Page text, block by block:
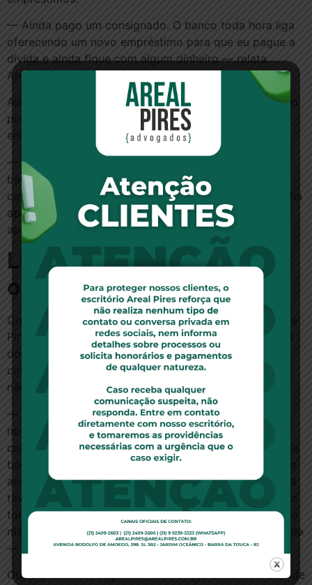
— Ainda pago um consignado. O banco toda hora liga
oferecendo um novo empréstimo para que eu pague a
dívida e ainda fique com algum dinheiro — relata
Andrade.
Além da oferta de “compra de dívida”, ele é telefonado
por outros bancos que querem oferecer novos
empréstimos.
— Não só o meu banco que liga. Recebo ligações de
bancos que eu nunca tive conta, sempre oferecendo
consignado. Eles querem que eu transforme toda minha
aposentadoria em empréstimo — reclama o
aposentado.
Limite de 30% não é
obedecido
Coordenador do MBA em Finanças do Ibmec RJ, Felipe
Pires afirma que existe uma lei que limita o percentual
dos proventos comprometido com empréstimo
consignado em 30%. No entanto, muitas instituições
não respeitam essa determinação.
— Hoje em dia é frequente que bancos concedam
novos consignados mesmo após esse limite. O
consignado é uma das soluções de financiamento mais
baratas do mercado, justamente porque fica vinculada
aos proventos. Isso reduz o risco para o banco, logo a
taxa de juros é mais barata. Mas o hiperendividamento
torna a vida do idoso muito complicada, até porque na
maior parte das vezes ele não tem outra fonte de renda
— explica o economista.
Outro problema, segundo Pires, é que em um cenário de